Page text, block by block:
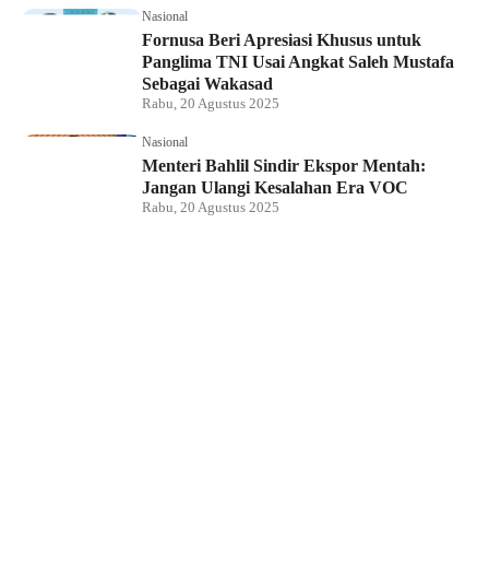
Nasional
Fornusa Beri Apresiasi Khusus untuk
Panglima TNI Usai Angkat Saleh Mustafa
Sebagai Wakasad
Rabu, 20 Agustus 2025
Nasional
Menteri Bahlil Sindir Ekspor Mentah:
Jangan Ulangi Kesalahan Era VOC
Rabu, 20 Agustus 2025